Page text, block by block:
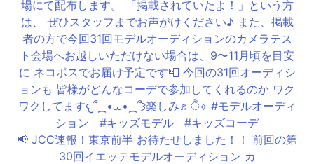
📢 JCC速報！東京前半 お待たせしました！！ 前回の第
30回イエッテモデルオーディション カ